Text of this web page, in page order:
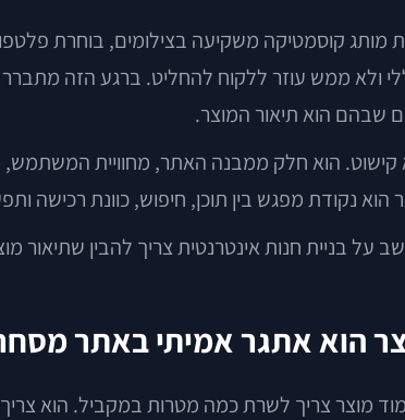
קוסמטיקה משקיעה בצילומים, בוחרת
ולא ממש עוזר ללקוח להחליט. ברגע הזה
שבהם הוא תיאור המוצר.
קישוט. הוא חלק ממבנה האתר, מחוויית
נקודת מפגש בין תוכן, חיפוש, כוונת רכישה
הוא אתגר אמיתי באתר
מוצר צריך לשרת כמה מטרות במקביל. הוא